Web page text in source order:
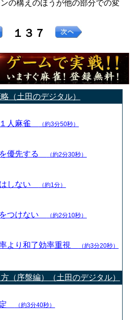
の構えのほうが他の部分での変
１３７
（土田のデジタル）
１人麻雀 （約3分50秒）
優先する （約2分30秒）
はしない （約1分）
つけない （約2分10秒）
より和了効率重視 （約3分20秒）
（序盤編）（土田のデジタル）
定 （約3分40秒）